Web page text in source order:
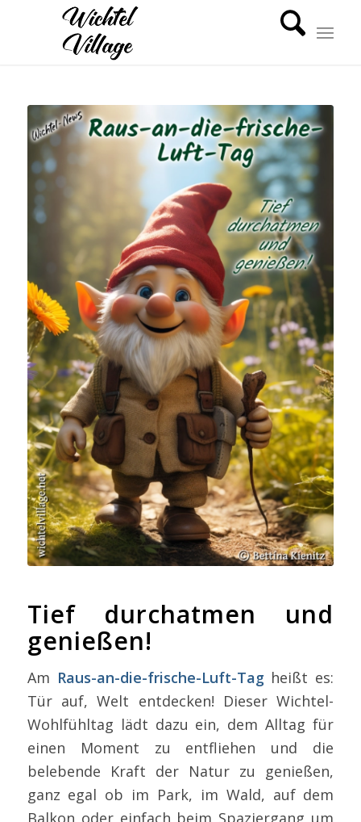
Tief durchatmen und
genießen!
Am Raus-an-die-frische-Luft-Tagheißt es:
Tür auf, Welt entdecken! Dieser Wichtel-
Wohlfühltag lädt dazu ein, dem Alltag für
einen Moment zu entfliehen und die
belebende Kraft der Natur zu genießen,
ganz egal ob im Park, im Wald, auf dem